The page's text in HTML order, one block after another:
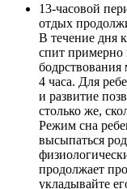
13-часовой
отдых
В течение дня
спит примерно
4 часа. Для
и развитие
столько же,
Режим сна
высыпаться
продолжает
укладывайте